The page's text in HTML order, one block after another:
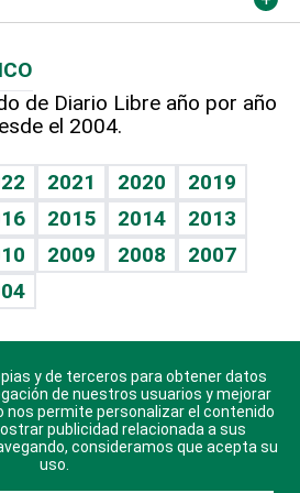
de Diario Libre año por año
el 2004.
2021 2020
2019
2015 2014
2013
2009 2008
2007
para Android, iOS y
Huawei.
y de terceros para obtener datos
de nuestros usuarios y mejorar
nos permite personalizar el contenido
publicidad relacionada a sus
consideramos que acepta su
uso.